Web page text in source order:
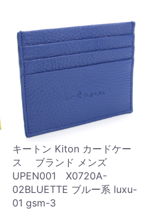
キートン Kiton カードケー
ス ブランド メンズ
UPEN001 X0720A-
02BLUETTE ブルー系 luxu-
01 gsm-3